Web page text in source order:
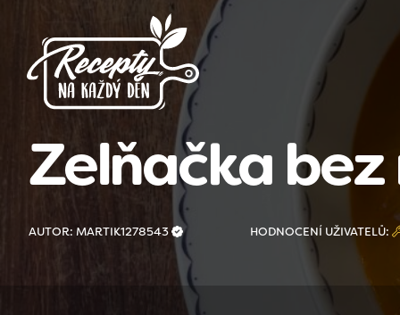
Zelňačka bez
AUTOR: MARTIK1278543 HODNOCENÍ UŽIVATELŮ: